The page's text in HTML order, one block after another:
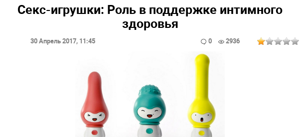
Секс-игрушки: Роль в поддержке интимного
здоровья
30 Апрель 2017, 11:45 0 2936